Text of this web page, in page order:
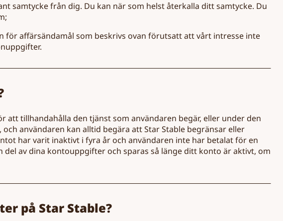
samtycke från dig. Du kan när som helst återkalla ditt samtycke. Du
affärsändamål som beskrivs ovan förutsatt att vårt intresse inte
tillhandahålla den tjänst som användaren begär, eller under den
användaren kan alltid begära att Star Stable begränsar eller
har varit inaktivt i fyra år och användaren inte har betalat för en
av dina kontouppgifter och sparas så länge ditt konto är aktivt, om
på Star Stable?